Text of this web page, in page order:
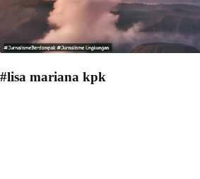
#lisa mariana kpk